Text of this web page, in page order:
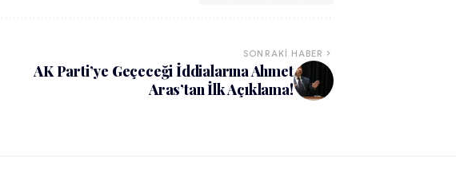
SONRAKI HABER
AK Parti’ye Geçeceği İddialarına Ahmet
Aras’tan İlk Açıklama!